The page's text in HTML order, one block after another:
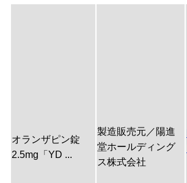
オランザピン錠
2.5mg「YD ...
製造販売元／陽進
堂ホールディング
ス株式会社